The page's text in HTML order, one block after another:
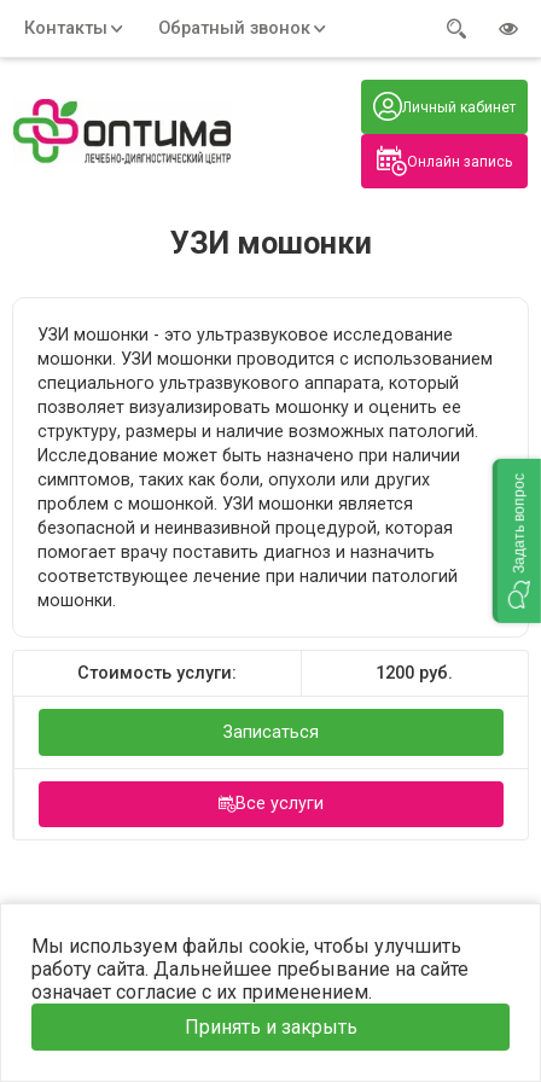
Онлайн запись
Личный кабинет
Контакты
Обратный звонок
Адрес:
Часы работы: Телефон:
+7 (914) 579-77-99
Нажмите на номер, чтобы
позвонить
УЗИ мошонки
УЗИ мошонки - это ультразвуковое исследование
мошонки. УЗИ мошонки проводится с использованием
специального ультразвукового аппарата, который
позволяет визуализировать мошонку и оценить ее
структуру, размеры и наличие возможных патологий.
Исследование может быть назначено при наличии
симптомов, таких как боли, опухоли или других
проблем с мошонкой. УЗИ мошонки является
безопасной и неинвазивной процедурой, которая
помогает врачу поставить диагноз и назначить
соответствующее лечение при наличии патологий
мошонки.
Стоимость услуги: 1200 руб.
Записаться
Все услуги
©2023 OPTIMA. Все права защищены.
Мы используем файлы cookie, чтобы улучшить
работу сайта. Дальнейшее пребывание на сайте
означает согласие с их применением.
Принять и закрыть
Задать вопрос